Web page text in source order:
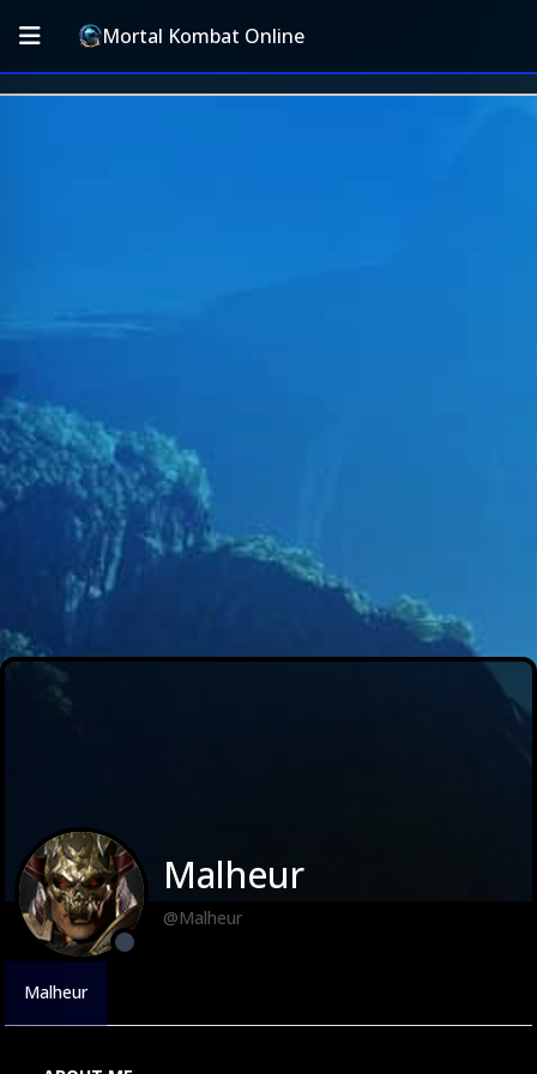
Mortal Kombat Online
Malheur
@Malheur
Malheur